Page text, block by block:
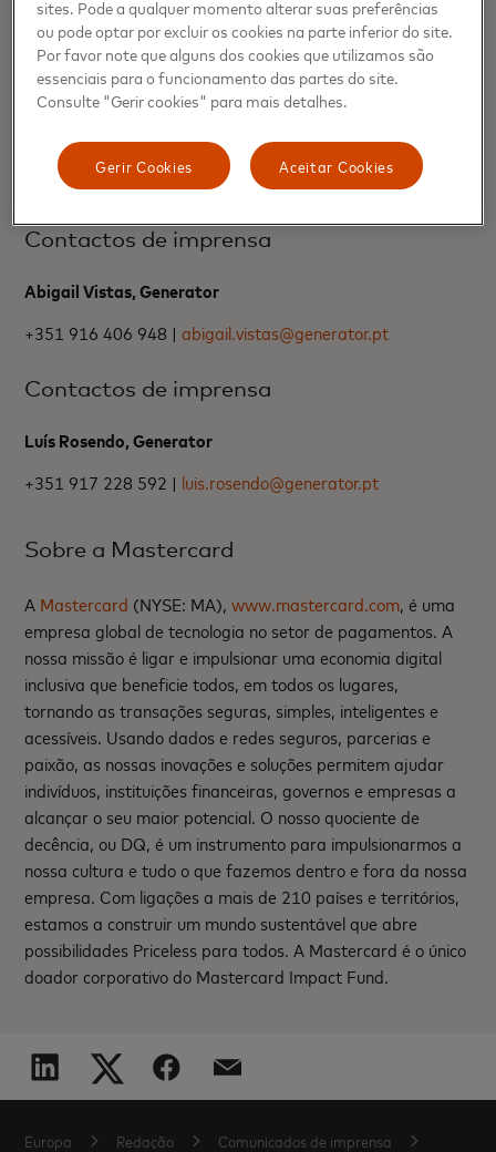
+34 682319797 |ana.diazsacristan@mastercard.com
Contactos de imprensa
Rosa Jiménez, Mastercard
+34 638 62 21 24 |
rosa.jimenez@mastercard.com
Contactos de imprensa
Abigail Vistas, Generator
+351 916 406 948 |abigail.vistas@generator.pt
Contactos de imprensa
Luís Rosendo, Generator
+351 917 228 592 | luis.rosendo@generator.pt
Sobre a Mastercard
A Mastercard (NYSE: MA),www.mastercard.com, é uma
empresa global de tecnologia no setor de pagamentos. A
nossa missão é ligar e impulsionar uma economia digital
inclusiva que beneficie todos, em todos os lugares,
tornando as transações seguras, simples, inteligentes e
acessíveis. Usando dados e redes seguros, parcerias e
paixão, as nossas inovações e soluções permitem ajudar
indivíduos, instituições financeiras, governos e empresas a
alcançar o seu maior potencial. O nosso quociente de
decência, ou DQ, é um instrumento para impulsionarmos a
nossa cultura e tudo o que fazemos dentro e fora da nossa
empresa. Com ligações a mais de 210 países e territórios,
estamos a construir um mundo sustentável que abre
possibilidades Priceless para todos. A Mastercard é o único
doador corporativo do Mastercard Impact Fund.
Europa Redação
Comunicados de imprensa
sites. Pode a qualquer momento alterar suas preferências
ou pode optar por excluir os cookies na parte inferior do site.
Por favor note que alguns dos cookies que utilizamos são
essenciais para o funcionamento das partes do site.
Consulte "Gerir cookies" para mais detalhes.
Aceitar Cookies
Gerir Cookies